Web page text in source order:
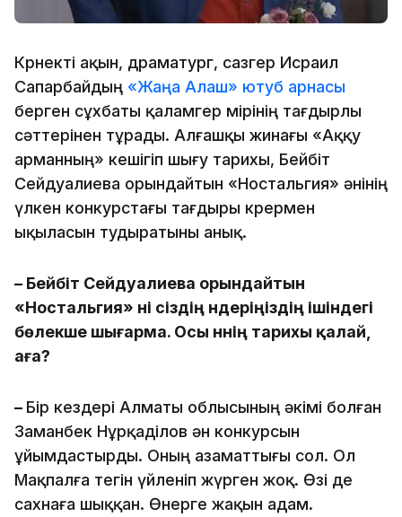
Көрнекті ақын, драматург, сазгер Исраил
Сапарбайдың «Жаңа Алаш» ютуб арнасы
берген сұхбаты қаламгер өмірінің тағдырлы
сәттерінен тұрады. Алғашқы жинағы «Аққу
арманның» кешігіп шығу тарихы, Бейбіт
Сейдуалиева орындайтын «Ностальгия» әнінің
үлкен конкурстағы тағдыры көрермен
ықыласын тудыратыны анық.
– Бейбіт Сейдуалиева орындайтын
«Ностальгия» әні сіздің әндеріңіздің ішіндегі
бөлекше шығарма. Осы әннің тарихы қалай,
аға?
– Бір кездері Алматы облысының әкімі болған
Заманбек Нұрқаділов ән конкурсын
ұйымдастырды. Оның азаматтығы сол. Ол
Мақпалға тегін үйленіп жүрген жоқ. Өзі де
сахнаға шыққан. Өнерге жақын адам.